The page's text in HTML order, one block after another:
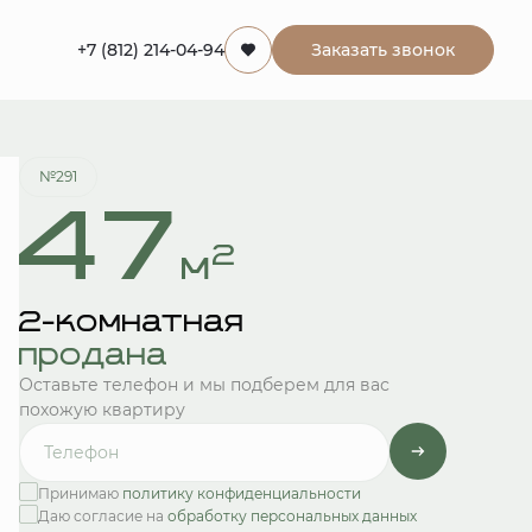
+7 (812) 214-04-94 Заказать звонок
Квартира забронирована
№291
47 м2
2-комнатная
продана
Оставьте телефон и мы подберем для вас
похожую квартиру
Принимаю политику конфиденциальности
Даю согласие на обработку персональных данных